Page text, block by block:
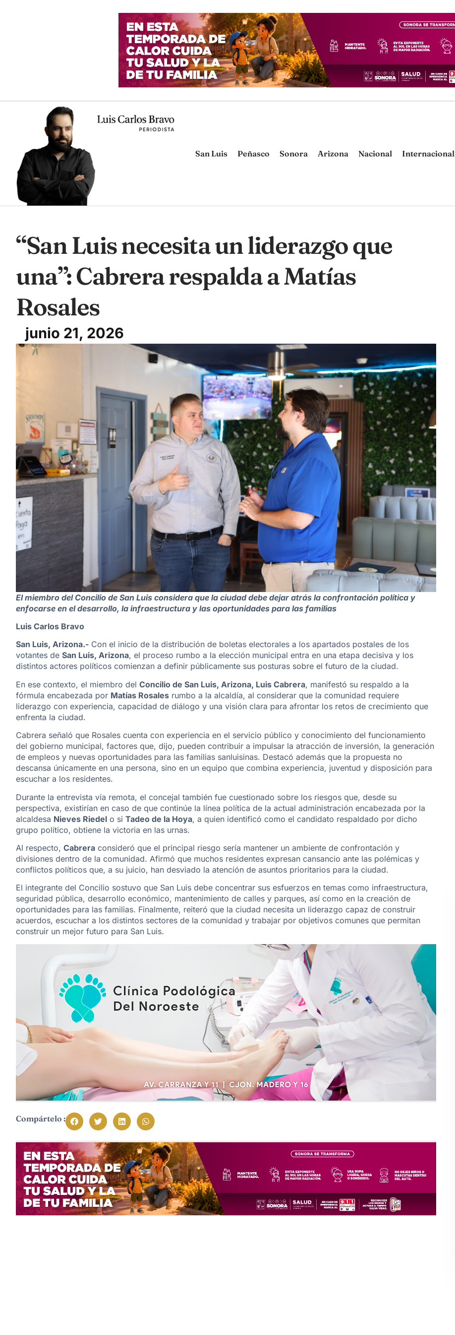
San Luis Peñasco Sonora Arizona Nacional Internacional
“San Luis necesita un liderazgo que
una”: Cabrera respalda a Matías
Rosales
junio 21, 2026
El miembro del Concilio de San Luis considera que la ciudad debe dejar atrás la confrontación política y
enfocarse en el desarrollo, la infraestructura y las oportunidades para las familias
Luis Carlos Bravo
San Luis, Arizona.- Con el inicio de la distribución de boletas electorales a los apartados postales de los
votantes de San Luis, Arizona, el proceso rumbo a la elección municipal entra en una etapa decisiva y los
distintos actores políticos comienzan a definir públicamente sus posturas sobre el futuro de la ciudad.
En ese contexto, el miembro del Concilio de San Luis, Arizona, Luis Cabrera, manifestó su respaldo a la
fórmula encabezada por Matías Rosales rumbo a la alcaldía, al considerar que la comunidad requiere
liderazgo con experiencia, capacidad de diálogo y una visión clara para afrontar los retos de crecimiento que
enfrenta la ciudad.
Cabrera señaló que Rosales cuenta con experiencia en el servicio público y conocimiento del funcionamiento
del gobierno municipal, factores que, dijo, pueden contribuir a impulsar la atracción de inversión, la generación
de empleos y nuevas oportunidades para las familias sanluisinas. Destacó además que la propuesta no
descansa únicamente en una persona, sino en un equipo que combina experiencia, juventud y disposición para
escuchar a los residentes.
Durante la entrevista vía remota, el concejal también fue cuestionado sobre los riesgos que, desde su
perspectiva, existirían en caso de que continúe la línea política de la actual administración encabezada por la
alcaldesa Nieves Riedel o si Tadeo de la Hoya, a quien identificó como el candidato respaldado por dicho
grupo político, obtiene la victoria en las urnas.
Al respecto, Cabrera consideró que el principal riesgo sería mantener un ambiente de confrontación y
divisiones dentro de la comunidad. Afirmó que muchos residentes expresan cansancio ante las polémicas y
conflictos políticos que, a su juicio, han desviado la atención de asuntos prioritarios para la ciudad.
El integrante del Concilio sostuvo que San Luis debe concentrar sus esfuerzos en temas como infraestructura,
seguridad pública, desarrollo económico, mantenimiento de calles y parques, así como en la creación de
oportunidades para las familias. Finalmente, reiteró que la ciudad necesita un liderazgo capaz de construir
acuerdos, escuchar a los distintos sectores de la comunidad y trabajar por objetivos comunes que permitan
construir un mejor futuro para San Luis.
Compártelo :